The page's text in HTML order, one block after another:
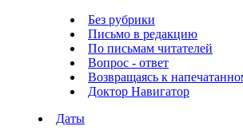
Без рубрики
Письмо в редакцию
По письмам читателей
Вопрос - ответ
Возвращаясь к
Доктор Навигатор
Даты